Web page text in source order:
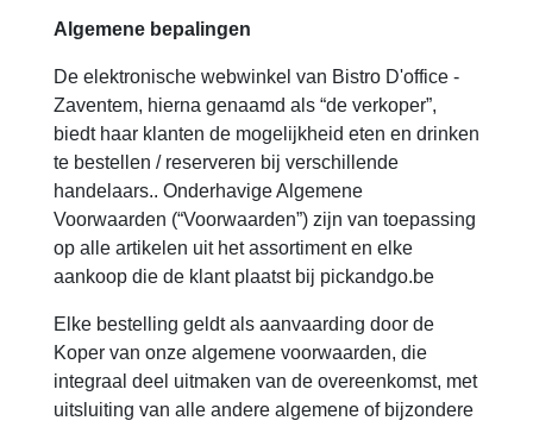
Algemene bepalingen
De elektronische webwinkel van Bistro D'office -
Zaventem, hierna genaamd als “de verkoper”,
biedt haar klanten de mogelijkheid eten en drinken
te bestellen / reserveren bij verschillende
handelaars.. Onderhavige Algemene
Voorwaarden (“Voorwaarden”) zijn van toepassing
op alle artikelen uit het assortiment en elke
aankoop die de klant plaatst bij pickandgo.be
Elke bestelling geldt als aanvaarding door de
Koper van onze algemene voorwaarden, die
integraal deel uitmaken van de overeenkomst, met
uitsluiting van alle andere algemene of bijzondere